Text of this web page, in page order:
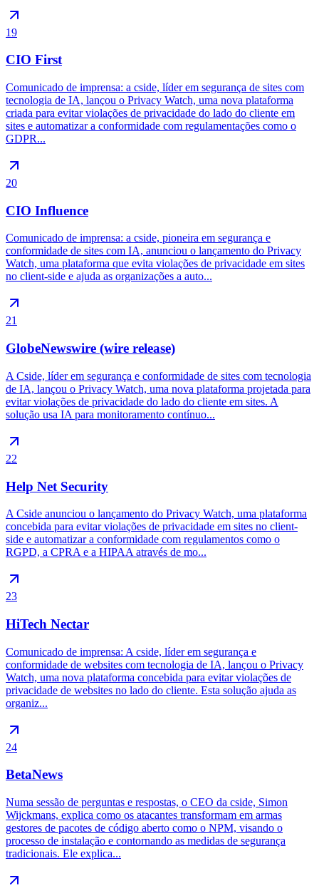
19
CIO First
Comunicado de imprensa: a cside, líder em segurança de sites com
tecnologia de IA, lançou o Privacy Watch, uma nova plataforma
criada para evitar violações de privacidade do lado do cliente em
sites e automatizar a conformidade com regulamentações como o
GDPR...
20
CIO Influence
Comunicado de imprensa: a cside, pioneira em segurança e
conformidade de sites com IA, anunciou o lançamento do Privacy
Watch, uma plataforma que evita violações de privacidade em sites
no client-side e ajuda as organizações a auto...
21
GlobeNewswire (wire release)
A Cside, líder em segurança e conformidade de sites com tecnologia
de IA, lançou o Privacy Watch, uma nova plataforma projetada para
evitar violações de privacidade do lado do cliente em sites. A
solução usa IA para monitoramento contínuo...
22
Help Net Security
A Cside anunciou o lançamento do Privacy Watch, uma plataforma
concebida para evitar violações de privacidade em sites no client-
side e automatizar a conformidade com regulamentos como o
RGPD, a CPRA e a HIPAA através de mo...
23
HiTech Nectar
Comunicado de imprensa: A cside, líder em segurança e
conformidade de websites com tecnologia de IA, lançou o Privacy
Watch, uma nova plataforma concebida para evitar violações de
privacidade de websites no lado do cliente. Esta solução ajuda as
organiz...
24
BetaNews
Numa sessão de perguntas e respostas, o CEO da cside, Simon
Wijckmans, explica como os atacantes transformam em armas
gestores de pacotes de código aberto como o NPM, visando o
processo de instalação e contornando as medidas de segurança
tradicionais. Ele explica...